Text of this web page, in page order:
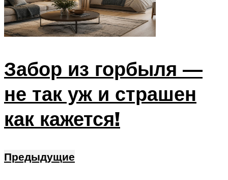
Забор из горбыля —
не так уж и страшен
как кажется!
Предыдущие